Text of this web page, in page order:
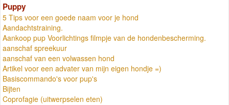
Puppy
5 Tips voor een goede naam voor je hond
Aandachtstraining.
Aankoop pup Voorlichtings filmpje van de hondenbescherming.
aanschaf spreekuur
aanschaf van een volwassen hond
Artikel voor een advater van mijn eigen hondje =)
Basiscommando's voor pup's
Bijten
Coprofagie (uitwerpselen eten)